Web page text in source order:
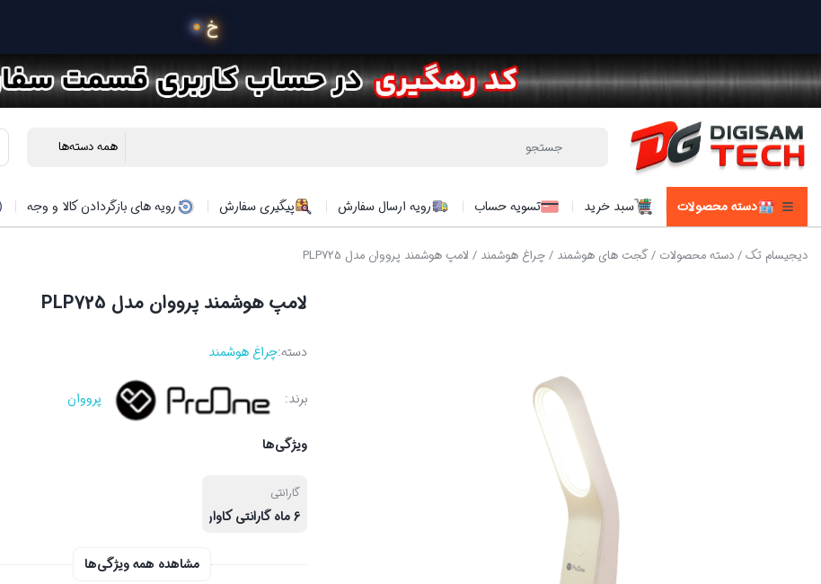
دسته محصولات سبد خرید تسویه حساب رویه ارسال سفارش پیگیری سفارش رویه های بازگردادن کالا و وجه
دیجیسام تک/دسته محصولات /گجت های هوشمند /چراغ هوشمند / لامپ هوشمند پرووان مدل PLP725
لامپ هوشمند پرووان مدل PLP725
دسته:چراغ هوشمند
برند: پرووان
ویژگی‌ها
گارانتی
6 ماه گارانتی کاوان سرویس
مشاهده همه ویژگی‌ها
خرید محصولات در 4 قسط